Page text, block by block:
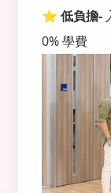
⭐️ 低負擔-
0% 學費